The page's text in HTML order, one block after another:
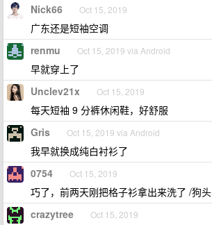
Nick66 Oct 15, 2019
广东还是短袖空调
renmu Oct 15, 2019 via Android
早就穿上了
Unclev21x Oct 15, 2019
每天短袖 9 分裤休闲鞋，好舒服
Gris Oct 15, 2019 via Android
我早就换成纯白衬衫了
0754 Oct 15, 2019
巧了，前两天刚把格子衫拿出来洗了 /狗头
crazytree Oct 15, 2019